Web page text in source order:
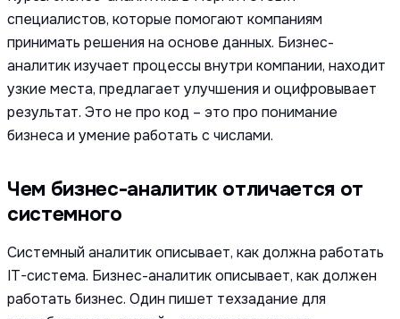
специалистов, которые помогают компаниям
принимать решения на основе данных. Бизнес-
аналитик изучает процессы внутри компании, находит
узкие места, предлагает улучшения и оцифровывает
результат. Это не про код – это про понимание
бизнеса и умение работать с числами.
Чем бизнес-аналитик отличается от
системного
Системный аналитик описывает, как должна работать
IT-система. Бизнес-аналитик описывает, как должен
работать бизнес. Один пишет техзадание для